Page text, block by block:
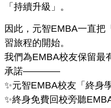
「持續升級」。
因此，元智EMBA一直把
習旅程的開始。
我們為EMBA校友保留最
承諾————
✨元智EMBA校友「終身
✨終身免費回校旁聽